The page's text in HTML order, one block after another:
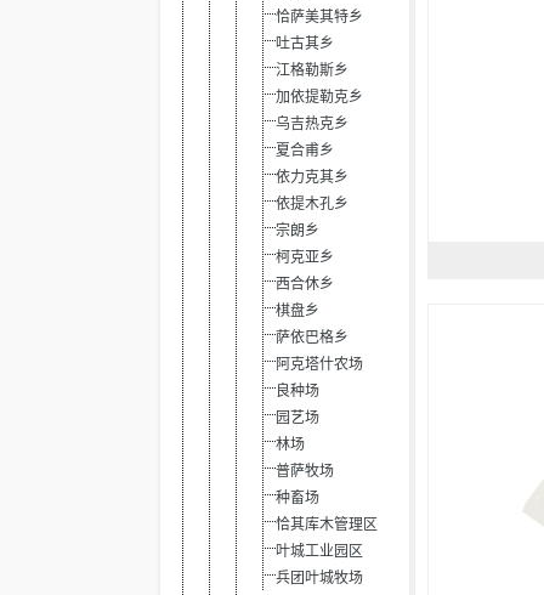
恰萨美其特乡
吐古其乡
江格勒斯乡
加依提勒克乡
乌吉热克乡
夏合甫乡
依力克其乡
依提木孔乡
宗朗乡
柯克亚乡
西合休乡
棋盘乡
萨依巴格乡
阿克塔什农场
良种场
园艺场
林场
普萨牧场
种畜场
恰其库木管理区
叶城工业园区
兵团叶城牧场